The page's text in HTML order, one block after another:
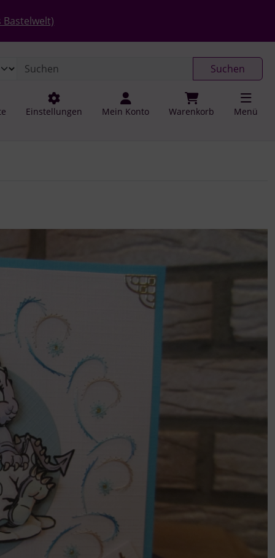
Bastelwelt)
Suchen
Einstellungen Mein Konto Warenkorb Menü